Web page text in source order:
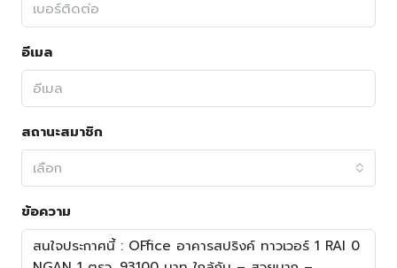
อีเมล
สถานะสมาชิก
เลือก
ข้อความ